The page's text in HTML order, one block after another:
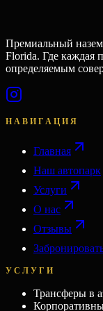
Премиальный
Florida. Где каждая
определяемым
НАВИГАЦИЯ
Главная
Наш автопарк
Услуги
О нас
Отзывы
УСЛУГИ
Трансферы в